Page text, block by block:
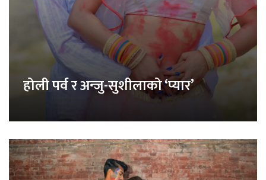
होली पर्व र अन्जु-सुशीलाको ‘प्यार’